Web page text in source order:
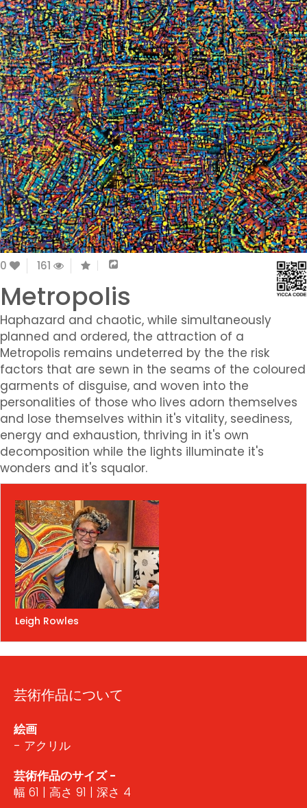
0 161
Metropolis
Haphazard and chaotic, while simultaneously
planned and ordered, the attraction of a
Metropolis remains undeterred by the the risk
factors that are sewn in the seams of the coloured
garments of disguise, and woven into the
personalities of those who lives adorn themselves
and lose themselves within it's vitality, seediness,
energy and exhaustion, thriving in it's own
decomposition while the lights illuminate it's
wonders and it's squalor.
Leigh Rowles
芸術作品について
絵画
- アクリル
芸術作品のサイズ -
幅 61 | 高さ 91 | 深さ 4